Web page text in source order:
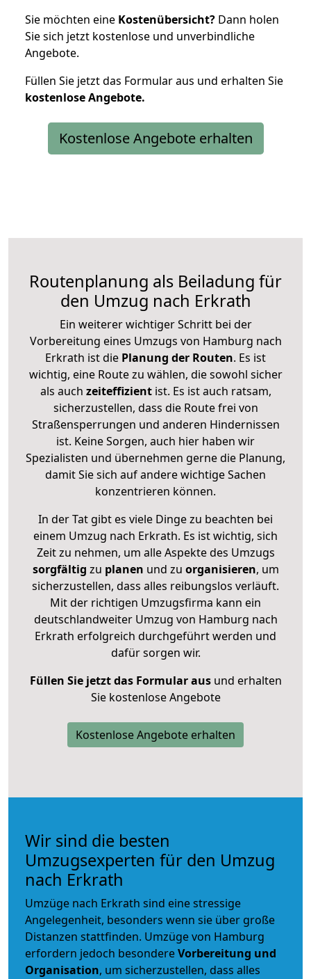
Sie möchten eine Kostenübersicht? Dann holen
Sie sich jetzt kostenlose und unverbindliche
Angebote.
Füllen Sie jetzt das Formular aus und erhalten Sie
kostenloseAngebote.
Kostenlose Angebote erhalten
Routenplanung als Beiladung für
den Umzug nach Erkrath
Ein weiterer wichtiger Schritt bei der
Vorbereitung eines Umzugs von Hamburg nach
Erkrath ist die Planung der Routen. Es ist
wichtig, eine Route zu wählen, die sowohl sicher
als auch zeiteffizientist. Es ist auch ratsam,
sicherzustellen, dass die Route frei von
Straßensperrungen und anderen Hindernissen
ist. Keine Sorgen, auch hier haben wir
Spezialisten und übernehmen gerne die Planung,
damit Sie sich auf andere wichtige Sachen
konzentrieren können.
In der Tat gibt es viele Dinge zu beachten bei
einem Umzug nach Erkrath. Es ist wichtig, sich
Zeit zu nehmen, um alle Aspekte des Umzugs
sorgfältig zu planen und zu organisieren, um
sicherzustellen, dass alles reibungslos verläuft.
Mit der richtigen Umzugsfirma kann ein
deutschlandweiter Umzug von Hamburg nach
Erkrath erfolgreich durchgeführt werden und
dafür sorgen wir.
Füllen Sie jetzt das Formular ausund erhalten
Sie kostenlose Angebote
Kostenlose Angebote erhalten
Wir sind die besten
Umzugsexperten für den Umzug
nach Erkrath
Umzüge nach Erkrath sind eine stressige
Angelegenheit, besonders wenn sie über große
Distanzen stattfinden. Umzüge von Hamburg
erfordern jedoch besondereVorbereitung und
Organisation, um sicherzustellen, dass alles